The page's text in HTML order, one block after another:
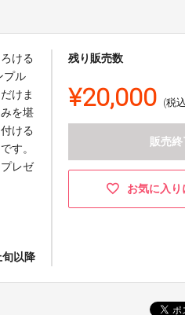
ける
プル
けま
を堪
ける
す。
レゼ
以降
残り販売数
¥20,000 (税
販売終
お気に入り